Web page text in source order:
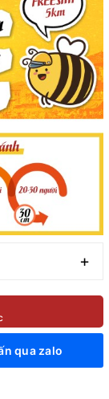
+
qua zalo